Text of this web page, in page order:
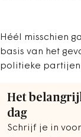
Héél misschien
basis van het
politieke partijen
Het
dag
Schrijf je in